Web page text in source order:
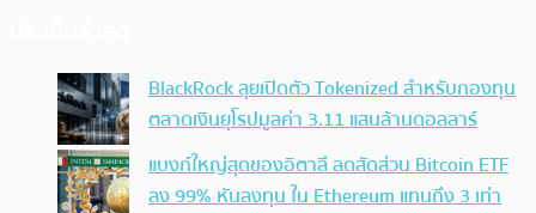
BlackRock ลุยเปิดตัว Tokenized สำหรับกองทุน
ตลาดเงินยุโรปมูลค่า 3.11 แสนล้านดอลลาร์
แบงก์ใหญ่สุดของอิตาลี ลดสัดส่วน Bitcoin ETF
ลง 99% หันลงทุน ใน Ethereum แทนถึง 3 เท่า